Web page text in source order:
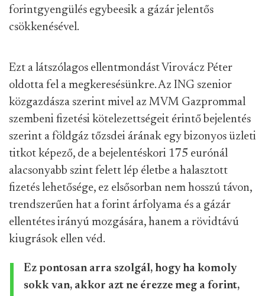
forintgyengülés egybeesik a gázár jelentős
csökkenésével.
Ezt a látszólagos ellentmondást Virovácz Péter
oldotta fel a megkeresésünkre. Az ING szenior
közgazdásza szerint mivel az MVM Gazprommal
szembeni fizetési kötelezettségeit érintő bejelentés
szerint a földgáz tőzsdei árának egy bizonyos üzleti
titkot képező, de a bejelentéskori 175 eurónál
alacsonyabb szint felett lép életbe a halasztott
fizetés lehetősége, ez elsősorban nem hosszú távon,
trendszerűen hat a forint árfolyama és a gázár
ellentétes irányú mozgására, hanem a rövidtávú
kiugrások ellen véd.
Ez pontosan arra szolgál, hogy ha komoly
sokk van, akkor azt ne érezze meg a forint,